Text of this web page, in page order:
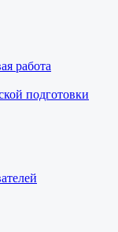
работа
подготовки